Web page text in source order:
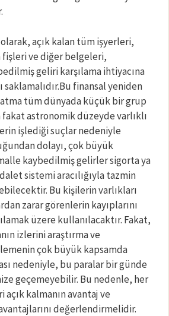
açık kalan tüm işyerleri,
ve diğer belgeleri,
geliri karşılama ihtiyacına
saklamalıdır.Bu finansal yeniden
tüm dünyada küçük bir grup
fakat astronomik düzeyde varlıklı
işlediği suçlar nedeniyle
dolayı, çok büyük
kaybedilmiş gelirler sigorta ya
sistemi aracılığıyla tazmin
Bu kişilerin varlıkları
zarar görenlerin kayıplarını
üzere kullanılacaktır. Fakat,
izlerini araştırma ve
çok büyük kapsamda
nedeniyle, bu paralar bir günde
geçemeyebilir. Bu nedenle, her
açık kalmanın avantaj ve
değerlendirmelidir.